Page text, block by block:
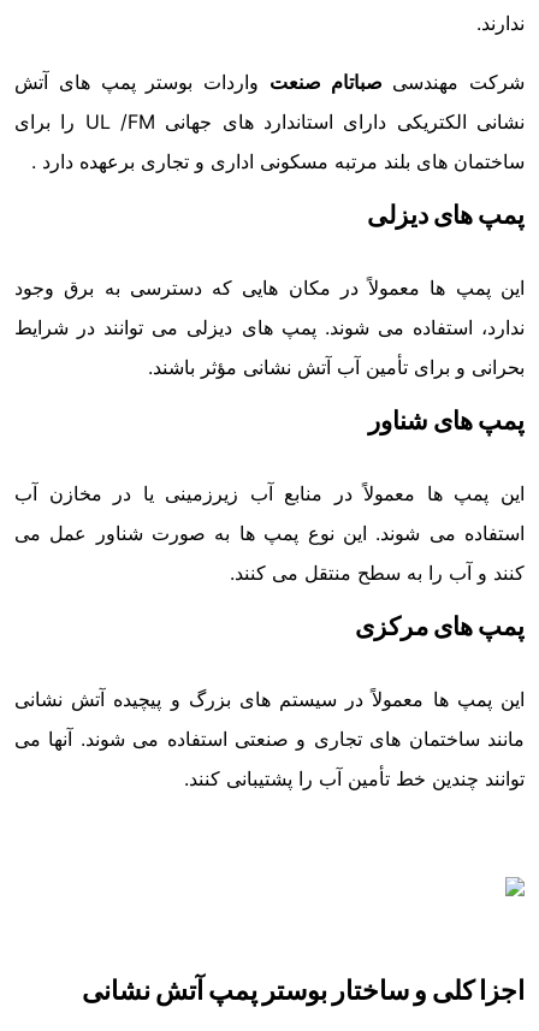
ندارند.
شرکت مهندسی صباتام صنعت واردات بوستر پمپ های آتش
نشانی الکتریکی دارای استاندارد های جهانی UL /FM را برای
ساختمان های بلند مرتبه مسکونی اداری و تجاری برعهده دارد .
پمپ های دیزلی
این پمپ ها معمولاً در مکان هایی که دسترسی به برق وجود
ندارد، استفاده می شوند. پمپ های دیزلی می توانند در شرایط
بحرانی و برای تأمین آب آتش نشانی مؤثر باشند.
پمپ های شناور
این پمپ ها معمولاً در منابع آب زیرزمینی یا در مخازن آب
استفاده می شوند. این نوع پمپ ها به صورت شناور عمل می
کنند و آب را به سطح منتقل می کنند.
پمپ های مرکزی
این پمپ ها معمولاً در سیستم های بزرگ و پیچیده آتش نشانی
مانند ساختمان های تجاری و صنعتی استفاده می شوند. آنها می
توانند چندین خط تأمین آب را پشتیبانی کنند.
اجزا کلی و ساختار بوستر پمپ آتش نشانی